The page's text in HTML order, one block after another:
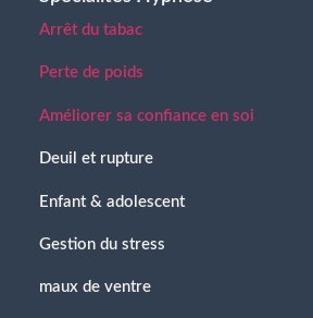
Arrêt du tabac
Perte de poids
Améliorer sa confiance en soi
Deuil et rupture
Enfant & adolescent
Gestion du stress
maux de ventre